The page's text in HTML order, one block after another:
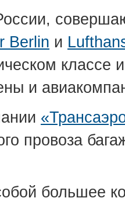
Berlin и
классе
и
провоза
большее